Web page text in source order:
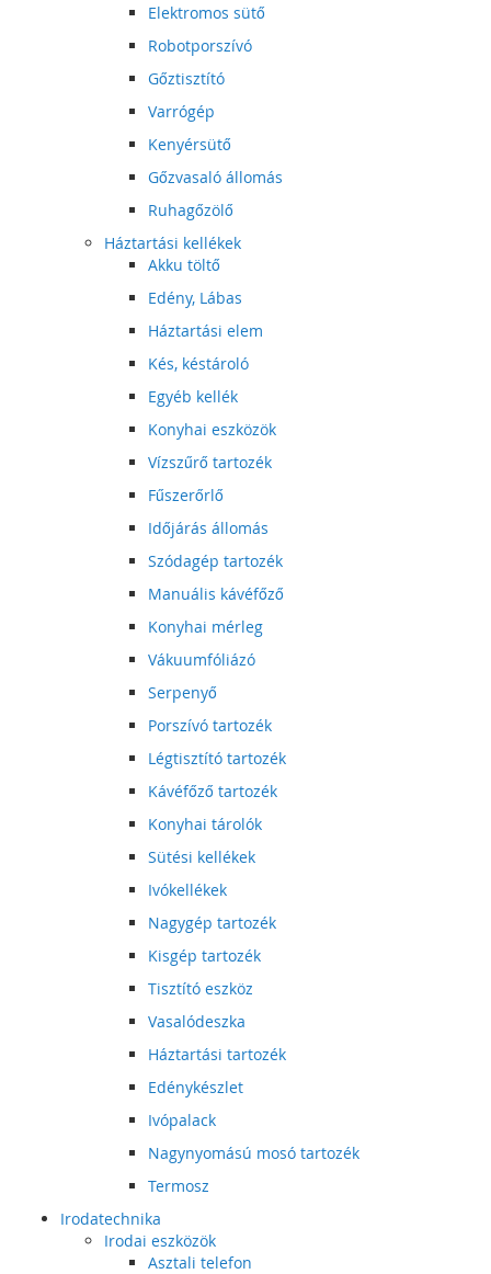
Elektromos sütő
Robotporszívó
Gőztisztító
Varrógép
Kenyérsütő
Gőzvasaló állomás
Ruhagőzölő
Háztartási kellékek
Akku töltő
Edény, Lábas
Háztartási elem
Kés, késtároló
Egyéb kellék
Konyhai eszközök
Vízszűrő tartozék
Fűszerőrlő
Időjárás állomás
Szódagép tartozék
Manuális kávéfőző
Konyhai mérleg
Vákuumfóliázó
Serpenyő
Porszívó tartozék
Légtisztító tartozék
Kávéfőző tartozék
Konyhai tárolók
Sütési kellékek
Ivókellékek
Nagygép tartozék
Kisgép tartozék
Tisztító eszköz
Vasalódeszka
Háztartási tartozék
Edénykészlet
Ivópalack
Nagynyomású mosó tartozék
Termosz
Irodatechnika
Irodai eszközök
Asztali telefon